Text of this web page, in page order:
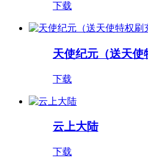
下载
天使纪元（送天使
下载
云上大陆
下载